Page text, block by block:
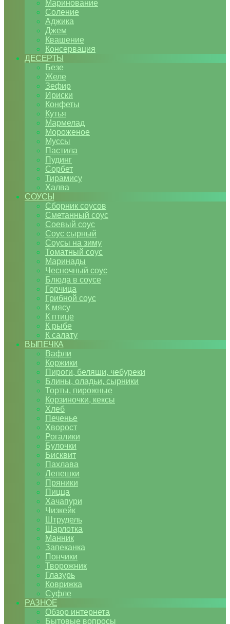
Маринование
Соление
Аджика
Джем
Квашение
Консервация
ДЕСЕРТЫ
Безе
Желе
Зефир
Ириски
Конфеты
Кутья
Мармелад
Мороженое
Муссы
Пастила
Пудинг
Сорбет
Тирамису
Халва
СОУСЫ
Сборник соусов
Сметанный соус
Соевый соус
Соус сырный
Соусы на зиму
Томатный соус
Маринады
Чесночный соус
Блюда в соусе
Горчица
Грибной соус
К мясу
К птице
К рыбе
К салату
ВЫПЕЧКА
Вафли
Коржики
Пироги, беляши, чебуреки
Блины, оладьи, сырники
Торты, пирожные
Корзиночки, кексы
Хлеб
Печенье
Хворост
Рогалики
Булочки
Бисквит
Пахлава
Лепешки
Пряники
Пицца
Хачапури
Чизкейк
Штрудель
Шарлотка
Манник
Запеканка
Пончики
Творожник
Глазурь
Коврижка
Суфле
РАЗНОЕ
Обзор интернета
Бытовые вопросы